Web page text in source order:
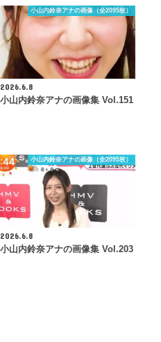
小山内鈴奈アナの画像（全2095枚）
2026.6.8
小山内鈴奈アナの画像集 Vol.151
小山内鈴奈アナの画像（全2095枚）
2026.6.8
小山内鈴奈アナの画像集 Vol.203